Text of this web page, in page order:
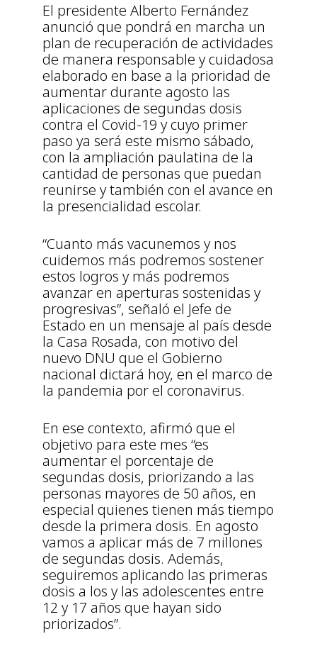
El presidente Alberto Fernández
anunció que pondrá en marcha un
plan de recuperación de actividades
de manera responsable y cuidadosa
elaborado en base a la prioridad de
aumentar durante agosto las
aplicaciones de segundas dosis
contra el Covid-19 y cuyo primer
paso ya será este mismo sábado,
con la ampliación paulatina de la
cantidad de personas que puedan
reunirse y también con el avance en
la presencialidad escolar.
“Cuanto más vacunemos y nos
cuidemos más podremos sostener
estos logros y más podremos
avanzar en aperturas sostenidas y
progresivas”, señaló el Jefe de
Estado en un mensaje al país desde
la Casa Rosada, con motivo del
nuevo DNU que el Gobierno
nacional dictará hoy, en el marco de
la pandemia por el coronavirus.
En ese contexto, afirmó que el
objetivo para este mes “es
aumentar el porcentaje de
segundas dosis, priorizando a las
personas mayores de 50 años, en
especial quienes tienen más tiempo
desde la primera dosis. En agosto
vamos a aplicar más de 7 millones
de segundas dosis. Además,
seguiremos aplicando las primeras
dosis a los y las adolescentes entre
12 y 17 años que hayan sido
priorizados”.